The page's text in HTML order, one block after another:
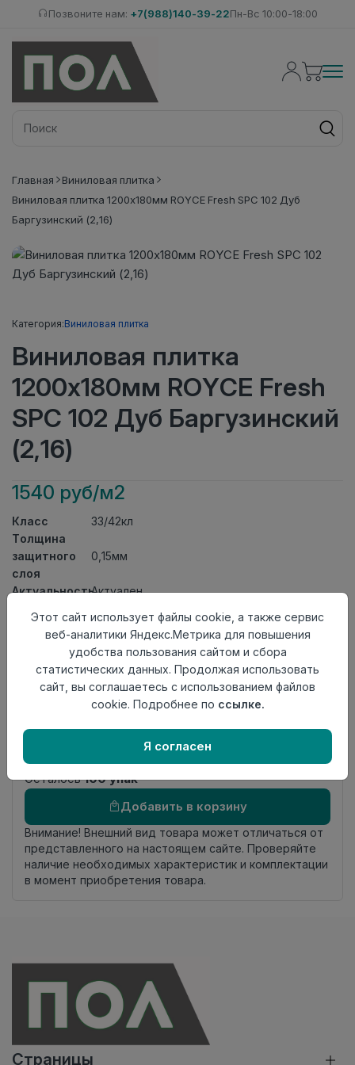
Позвоните нам: +7(988)140-39-22Пн-Вс 10:00-18:00
Главная
Виниловая плитка
Виниловая плитка 1200x180мм ROYCE Fresh SPC 102 Дуб
Баргузинский (2,16)
Категория:Виниловая плитка
Виниловая плитка
1200x180мм ROYCE Fresh
SPC 102 Дуб Баргузинский
(2,16)
1540 руб/м2
Класс
33/42кл
Толщина
защитного
слоя
0,15мм
АктуальностьАктуален
Размер
доски
1200x180мм
Теплый пол
до +27 градусов
Способ
укладки
Замковый метод
Без фаски
Страна
Осталось100 упак
Добавить в корзину
Внимание! Внешний вид товара может отличаться от
представленного на настоящем сайте. Проверяйте
наличие необходимых характеристик и комплектации
в момент приобретения товара.
Страницы
Этот сайт использует файлы cookie, а также сервис
веб-аналитики Яндекс.Метрика для повышения
удобства пользования сайтом и сбора
статистических данных. Продолжая использовать
сайт, вы соглашаетесь с использованием файлов
cookie. Подробнее по ссылке.
Я согласен